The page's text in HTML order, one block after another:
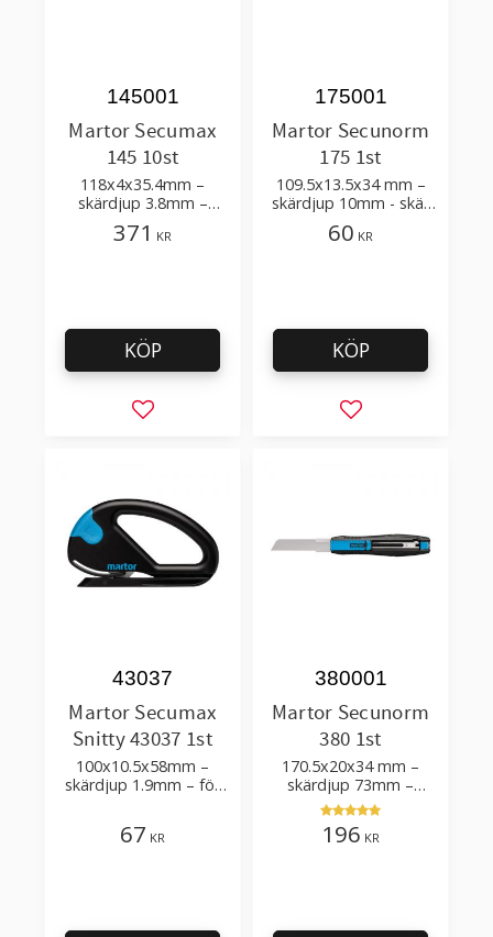
Martor Secumax
145 10st
118x4x35.4mm –
skärdjup 3.8mm –
högsta skärskydd
145001
371 KR
Lägg till i favoriter
KÖP
Martor Secunorm
175 1st
109.5x13.5x34 mm –
skärdjup 10mm - skär
packtejp, kartong,
lådor, förpackningar
175001
60 KR
Lägg till i
KÖP
Martor Secumax
Snitty 43037 1st
100x10.5x58mm –
skärdjup 1.9mm – för
plastfilm
43037
67 KR
Martor Secunorm
380 1st
170.5x20x34 mm –
skärdjup 73mm –
bästsäljare
380001
196 KR